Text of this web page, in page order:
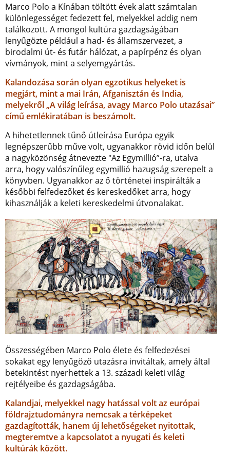
Marco Polo a Kínában töltött évek alatt számtalan
különlegességet fedezett fel, melyekkel addig nem
találkozott. A mongol kultúra gazdagságában
lenyűgözte például a had- és államszervezet, a
birodalmi út- és futár hálózat, a papírpénz és olyan
vívmányok, mint a selyemgyártás.
Kalandozása során olyan egzotikus helyeket is
megjárt, mint a mai Irán, Afganisztán és India,
melyekről „A világ leírása, avagy Marco Polo utazásai”
című emlékiratában is beszámolt.
A hihetetlennek tűnő útleírása Európa egyik
legnépszerűbb műve volt, ugyanakkor rövid időn belül
a nagyközönség átnevezte "Az Egymillió”-ra, utalva
arra, hogy valószínűleg egymillió hazugság szerepelt a
könyvben. Ugyanakkor az ő történetei inspirálták a
későbbi felfedezőket és kereskedőket arra, hogy
kihasználják a keleti kereskedelmi útvonalakat.
Összességében Marco Polo élete és felfedezései
sokakat egy lenyűgöző utazásra invitáltak, amely által
betekintést nyerhettek a 13. századi keleti világ
rejtélyeibe és gazdagságába.
Kalandjai, melyekkel nagy hatással volt az európai
földrajztudományra nemcsak a térképeket
gazdagították, hanem új lehetőségeket nyitottak,
megteremtve a kapcsolatot a nyugati és keleti
kultúrák között.